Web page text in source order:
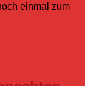
einmal zum